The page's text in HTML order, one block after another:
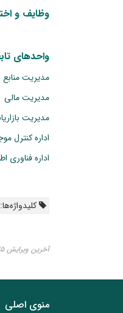
وظایف و
واحدهای
مدیریت منابع
مدیریت مالی
مدیریت
اداره کنترل
اداره فناوری‌
کلیدواژه‌ها:
آخرین ویرایش ۲۵ خرداد ۱۴۰۵
منوی اصلی